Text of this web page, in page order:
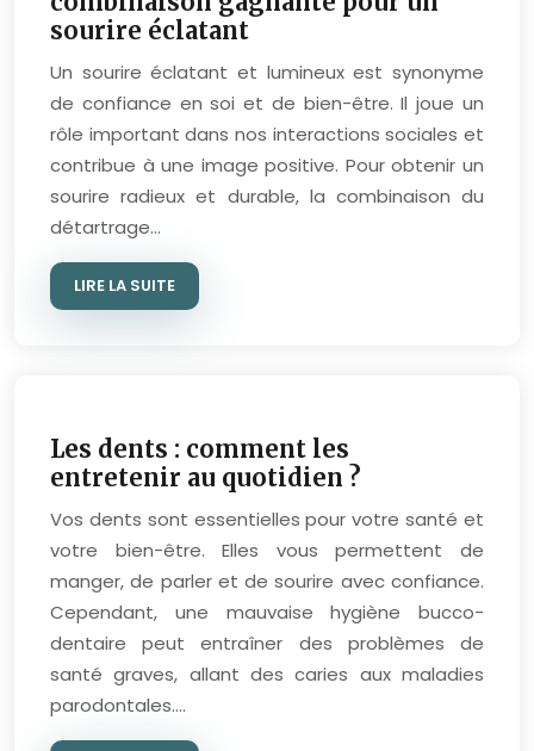
sourire éclatant
Un sourire éclatant et lumineux est synonyme
de confiance en soi et de bien-être. Il joue un
rôle important dans nos interactions sociales et
contribue à une image positive. Pour obtenir un
sourire radieux et durable, la combinaison du
détartrage…
LIRE LA SUITE
Les dents : comment les
entretenir au quotidien ?
Vos dents sont essentielles pour votre santé et
votre bien-être. Elles vous permettent de
manger, de parler et de sourire avec confiance.
Cependant, une mauvaise hygiène bucco-
dentaire peut entraîner des problèmes de
santé graves, allant des caries aux maladies
parodontales….